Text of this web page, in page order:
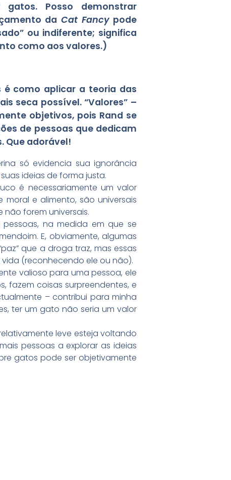
Posso demonstrar
da Cat Fancypode
ou indiferente; significa
como aos valores.)
como aplicar a teoria das
seca possível. “Valores” –
objetivos, pois Rand se
de pessoas que dedicam
Que adorável!
só evidencia sua ignorância
ideias de forma justa.
é necessariamente um valor
moral e alimento, são universais
não forem universais.
na medida em que se
E, obviamente, algumas
que a droga traz, mas essas
vida (reconhecendo ele ou não).
valioso para uma pessoa, ele
fazem coisas surpreendentes, e
– contribui para minha
ter um gato não seria um valor
leve esteja voltando
pessoas a explorar as ideias
gatos pode ser objetivamente